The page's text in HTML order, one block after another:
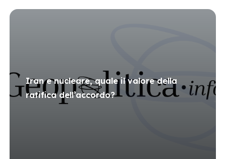
Iran e nucleare, quale il valore della
ratifica dell’accordo?